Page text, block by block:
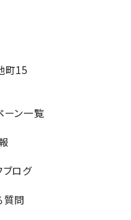
町15
ーン一覧
ブログ
質問